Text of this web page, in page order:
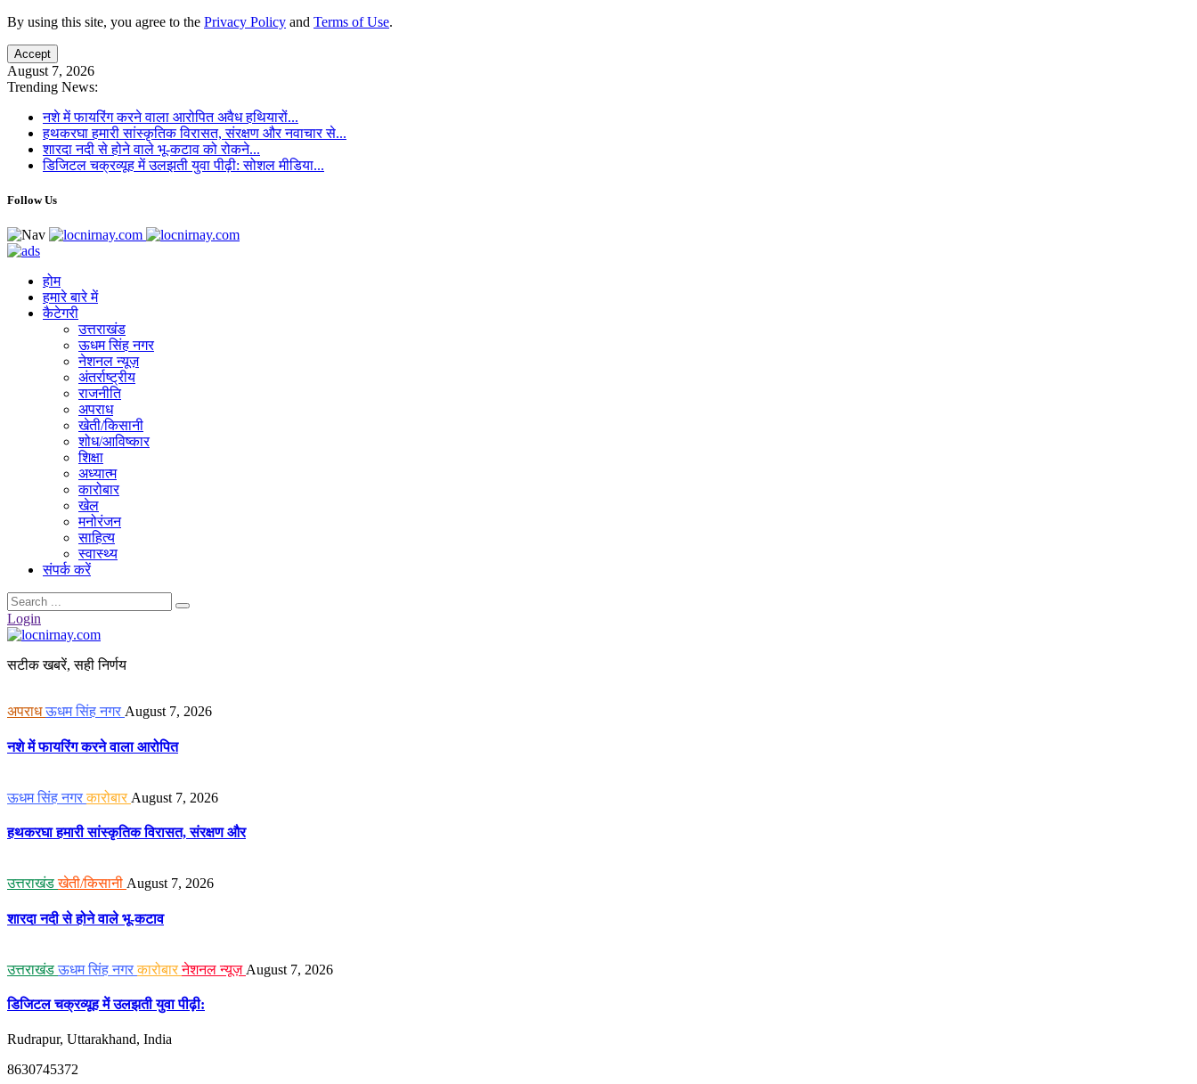
By using this site, you agree to the Privacy Policy and Terms of Use.
Accept
August 7, 2026
Trending News:
नशे में फायरिंग करने वाला आरोपित अवैध हथियारों...
हथकरघा हमारी सांस्कृतिक विरासत, संरक्षण और नवाचार से...
शारदा नदी से होने वाले भू-कटाव को रोकने...
डिजिटल चक्रव्यूह में उलझती युवा पीढ़ी: सोशल मीडिया...
Follow Us
होम
हमारे बारे में
कैटेगरी
उत्तराखंड
ऊधम सिंह नगर
नेशनल न्यूज़
अंतर्राष्ट्रीय
राजनीति
अपराध
खेती/किसानी
शोध/आविष्कार
शिक्षा
अध्यात्म
कारोबार
खेल
मनोरंजन
साहित्य
स्वास्थ्य
संपर्क करें
Login
सटीक खबरें, सही निर्णय
अपराध ऊधम सिंह नगर August 7, 2026
नशे में फायरिंग करने वाला आरोपित
ऊधम सिंह नगर कारोबार August 7, 2026
हथकरघा हमारी सांस्कृतिक विरासत, संरक्षण और
उत्तराखंड खेती/किसानी August 7, 2026
शारदा नदी से होने वाले भू-कटाव
उत्तराखंड ऊधम सिंह नगर कारोबार नेशनल न्यूज़ August 7, 2026
डिजिटल चक्रव्यूह में उलझती युवा पीढ़ी:
Rudrapur, Uttarakhand, India
8630745372